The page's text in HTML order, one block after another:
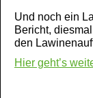
Und noch ein
Bericht,
den
Hier geht’s